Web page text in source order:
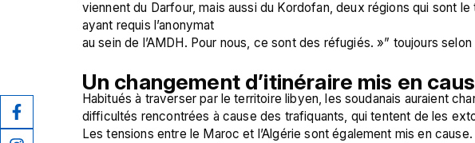
viennent du Darfour, mais aussi du Kordofan, deux régions qui sont
ayant requis l’anonymat
au sein de l’AMDH. Pour nous, ce sont des réfugiés. »” toujours
Un changement d’itinéraire mis en
Habitués à traverser par le territoire libyen, les soudanais auraient
difficultés rencontrées à cause des trafiquants, qui tentent de les
Les tensions entre le Maroc et l’Algérie sont également mis en cause.